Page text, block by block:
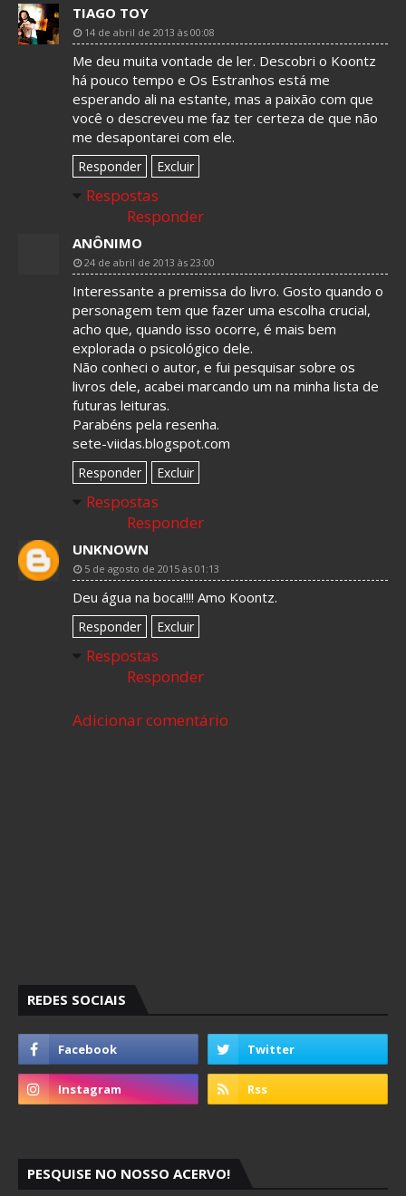
TIAGO TOY
14 de abril de 2013 às 00:08
Me deu muita vontade de ler. Descobri o Koontz
há pouco tempo e Os Estranhos está me
esperando ali na estante, mas a paixão com que
você o descreveu me faz ter certeza de que não
me desapontarei com ele.
Responder Excluir
Respostas
Responder
ANÔNIMO
24 de abril de 2013 às 23:00
Interessante a premissa do livro. Gosto quando o
personagem tem que fazer uma escolha crucial,
acho que, quando isso ocorre, é mais bem
explorada o psicológico dele.
Não conheci o autor, e fui pesquisar sobre os
livros dele, acabei marcando um na minha lista de
futuras leituras.
Parabéns pela resenha.
sete-viidas.blogspot.com
Responder Excluir
Respostas
Responder
UNKNOWN
5 de agosto de 2015 às 01:13
Deu água na boca!!!! Amo Koontz.
Responder Excluir
Respostas
Responder
Adicionar comentário
REDES SOCIAIS
PESQUISE NO NOSSO ACERVO!